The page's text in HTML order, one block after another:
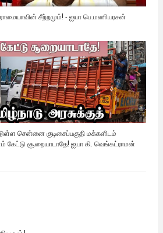
சீற்றமும்! - ஐயா பெ.மணியரசன்
சென்னை குடிசைப்பகுதி மக்களிடம்
சூறையாடாதே! ஐயா கி. வெங்கட்ராமன்